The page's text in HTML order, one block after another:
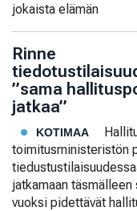
jokaista elämän
Rinne
”sama
jatkaa”
KOTIMAA
toimitusministeristön
jatkamaan
vuoksi pidettävät